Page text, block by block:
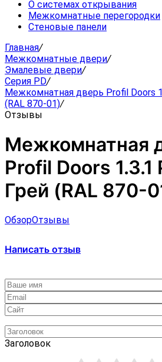
О системах открывания
Межкомнатные перегородки
Стеновые панели
Главная/
Межкомнатные двери/
Эмалевые двери/
Серия PD/
Межкомнатная дверь Profil Doors
(RAL 870-01)/
Отзывы
Межкомнатная
Profil Doors 1.3.1
Грей (RAL 870-
ОбзорОтзывы
Написать отзыв
Заголовок